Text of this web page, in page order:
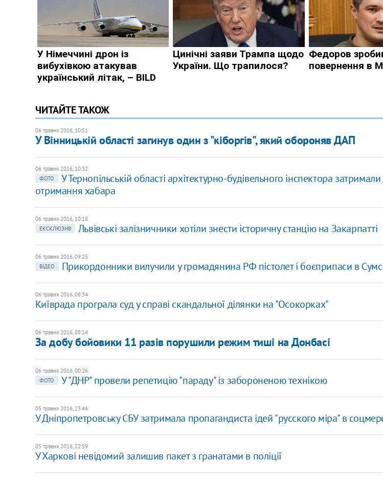
ЧИТАЙТЕ ТАКОЖ
06 травня 2016, 10:51
У Вінницькій області загинув один з "кіборгів", який обороняв ДАП
06 травня 2016, 10:32
ФОТО
У Тернопільській області архітектурно-будівельного інспектора затримали
отримання хабара
06 травня 2016, 10:18
ЕКСКЛЮЗИВ
Львівські залізничники хотіли знести історичну станцію на Закарпатті
06 травня 2016, 09:25
ВІДЕО
Прикордонники вилучили у громадянина РФ пістолет і боєприпаси в
06 травня 2016, 08:34
Київрада програла суд у справі скандальної ділянки на "Осокорках"
06 травня 2016, 08:14
За добу бойовики 11 разів порушили режим тиші на Донбасі
06 травня 2016, 00:26
ФОТО
У "ДНР" провели репетицію "параду" із забороненою технікою
05 травня 2016, 23:46
У Дніпропетровську СБУ затримала пропагандиста ідей "русского міра" в
05 травня 2016, 22:59
У Харкові невідомий залишив пакет з гранатами в поліції